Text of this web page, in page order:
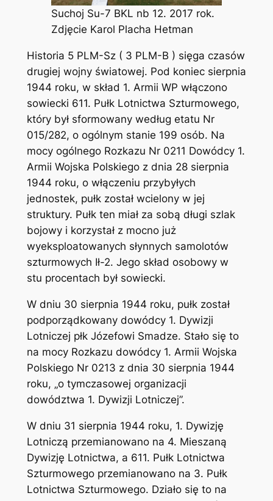
Suchoj Su-7 BKL nb 12. 2017 rok.
Zdjęcie Karol Placha Hetman
Historia 5 PLM-Sz ( 3 PLM-B ) sięga czasów
drugiej wojny światowej. Pod koniec sierpnia
1944 roku, w skład 1. Armii WP włączono
sowiecki 611. Pułk Lotnictwa Szturmowego,
który był sformowany według etatu Nr
015/282, o ogólnym stanie 199 osób. Na
mocy ogólnego Rozkazu Nr 0211 Dowódcy 1.
Armii Wojska Polskiego z dnia 28 sierpnia
1944 roku, o włączeniu przybyłych
jednostek, pułk został wcielony w jej
struktury. Pułk ten miał za sobą długi szlak
bojowy i korzystał z mocno już
wyeksploatowanych słynnych samolotów
szturmowych Ił-2. Jego skład osobowy w
stu procentach był sowiecki.
W dniu 30 sierpnia 1944 roku, pułk został
podporządkowany dowódcy 1. Dywizji
Lotniczej płk Józefowi Smadze. Stało się to
na mocy Rozkazu dowódcy 1. Armii Wojska
Polskiego Nr 0213 z dnia 30 sierpnia 1944
roku, „o tymczasowej organizacji
dowództwa 1. Dywizji Lotniczej”.
W dniu 31 sierpnia 1944 roku, 1. Dywizję
Lotniczą przemianowano na 4. Mieszaną
Dywizję Lotnictwa, a 611. Pułk Lotnictwa
Szturmowego przemianowano na 3. Pułk
Lotnictwa Szturmowego. Działo się to na